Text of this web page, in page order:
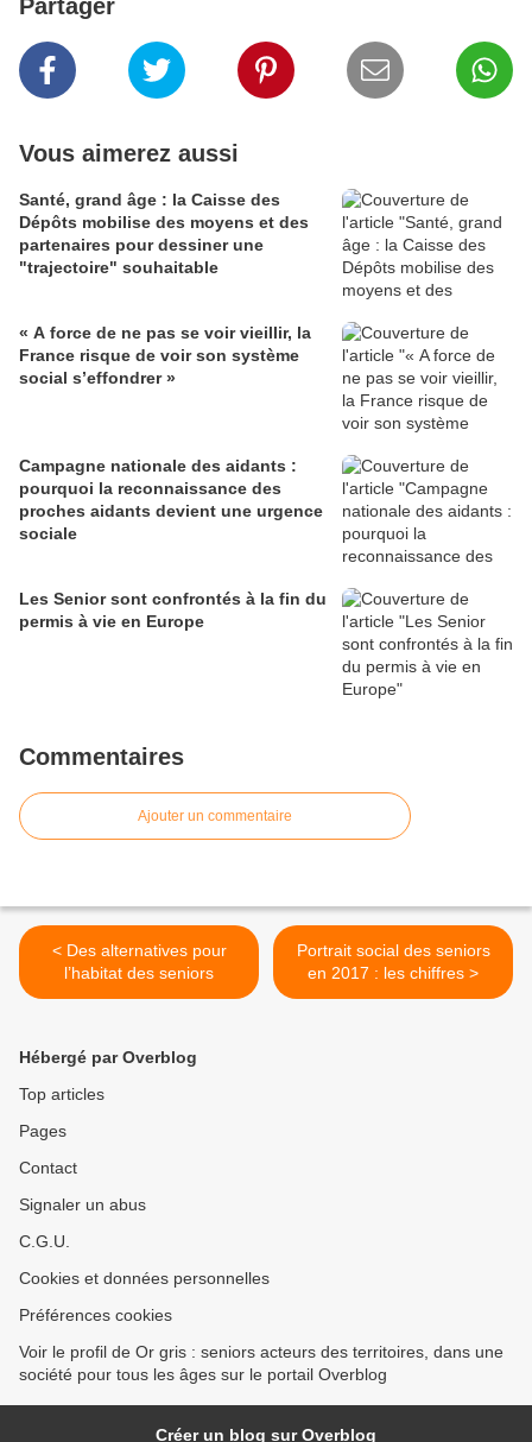
Partager
Vous aimerez aussi
Santé, grand âge : la Caisse des
Dépôts mobilise des moyens et des
partenaires pour dessiner une
"trajectoire" souhaitable
« A force de ne pas se voir vieillir, la
France risque de voir son système
social s’effondrer »
Campagne nationale des aidants :
pourquoi la reconnaissance des
proches aidants devient une urgence
sociale
Les Senior sont confrontés à la fin du
permis à vie en Europe
Commentaires
Ajouter un commentaire
< Des alternatives pour
l’habitat des seniors
Portrait social des seniors
en 2017 : les chiffres >
Hébergé par Overblog
Top articles
Pages
Contact
Signaler un abus
C.G.U.
Cookies et données personnelles
Préférences cookies
Voir le profil de Or gris : seniors acteurs des territoires, dans une
société pour tous les âges sur le portail Overblog
Créer un blog sur Overblog